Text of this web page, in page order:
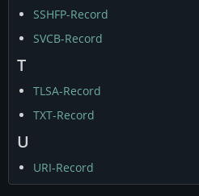
SSHFP-Record
SVCB-Record
T
TLSA-Record
TXT-Record
U
URI-Record